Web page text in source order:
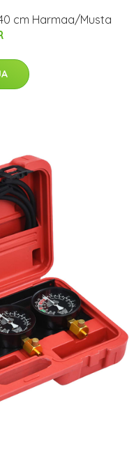
cm Harmaa/Musta